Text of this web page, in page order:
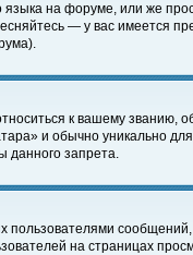
на форуме, или же
— у вас имеется
к вашему званию,
и обычно уникально
данного запрета.
на страницах